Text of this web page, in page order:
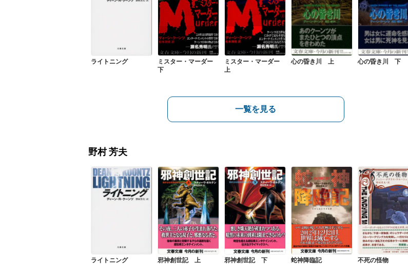
ライトニング
ミスター・マーダー
下
ミスター・マーダー
上
心の昏き川 上 心の昏き川 下
一覧を見る
野村 芳夫
ライトニング 邪神創世記 上 邪神創世記 下 蛇神降臨記 不死の怪物